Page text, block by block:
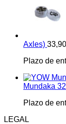
Axles) 33,90
Plazo de
Mundaka
Plazo de
LEGAL